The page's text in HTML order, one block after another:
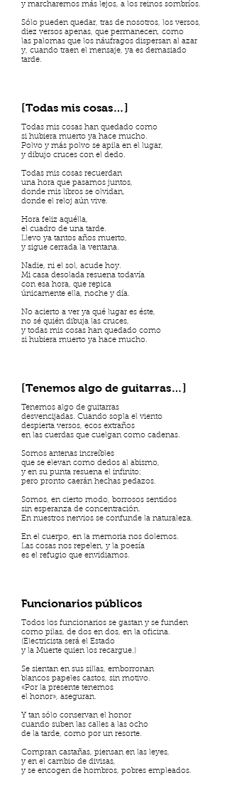
y marcharemos más lejos, a los reinos sombríos.
Sólo pueden quedar, tras de nosotros, los versos,
diez versos apenas, que permanecen, como
las palomas que los náufragos dispersan al azar
y, cuando traen el mensaje, ya es demasiado
tarde.
[Todas mis cosas…]
Todas mis cosas han quedado como
si hubiera muerto ya hace mucho.
Polvo y más polvo se apila en el lugar,
y dibujo cruces con el dedo.
Todas mis cosas recuerdan
una hora que pasamos juntos,
donde mis libros se olvidan,
donde el reloj aún vive.
Hora feliz aquélla,
el cuadro de una tarde.
Llevo ya tantos años muerto,
y sigue cerrada la ventana.
Nadie, ni el sol, acude hoy.
Mi casa desolada resuena todavía
con esa hora, que repica
únicamente ella, noche y día.
No acierto a ver ya qué lugar es éste,
no sé quién dibuja las cruces,
y todas mis cosas han quedado como
si hubiera muerto ya hace mucho.
[Tenemos algo de guitarras…]
Tenemos algo de guitarras
desvencijadas. Cuando sopla el viento
despierta versos, ecos extraños
en las cuerdas que cuelgan como cadenas.
Somos antenas increíbles
que se elevan como dedos al abismo,
y en su punta resuena el infinito;
pero pronto caerán hechas pedazos.
Somos, en cierto modo, borrosos sentidos
sin esperanza de concentración.
En nuestros nervios se confunde la naturaleza.
En el cuerpo, en la memoria nos dolemos.
Las cosas nos repelen, y la poesía
es el refugio que envidiamos.
Funcionarios públicos
Todos los funcionarios se gastan y se funden
como pilas, de dos en dos, en la oficina.
(Electricista será el Estado
y la Muerte quien los recargue.)
Se sientan en sus sillas, emborronan
blancos papeles castos, sin motivo.
«Por la presente tenemos
el honor», aseguran.
Y tan sólo conservan el honor
cuando suben las calles a las ocho
de la tarde, como por un resorte.
Compran castañas, piensan en las leyes,
y en el cambio de divisas,
y se encogen de hombros, pobres empleados.